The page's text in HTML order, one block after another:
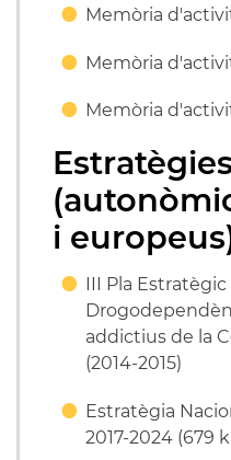
Memòria
Memòria
Memòria
i
III Pla
addictius de la
(2014-2015)
Estratègia
2017-2024 (679